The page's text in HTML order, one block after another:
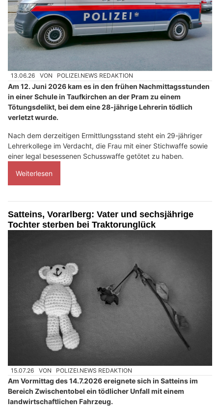
13.06.26 VON POLIZEI.NEWS REDAKTION
Am 12. Juni 2026 kam es in den frühen Nachmittagsstunden
in einer Schule in Taufkirchen an der Pram zu einem
Tötungsdelikt, bei dem eine 28-jährige Lehrerin tödlich
verletzt wurde.
Nach dem derzeitigen Ermittlungsstand steht ein 29-jähriger
Lehrerkollege im Verdacht, die Frau mit einer Stichwaffe sowie
einer legal besessenen Schusswaffe getötet zu haben.
Weiterlesen
Satteins, Vorarlberg: Vater und sechsjährige
Tochter sterben bei Traktorunglück
15.07.26 VON POLIZEI.NEWS REDAKTION
Am Vormittag des 14.7.2026 ereignete sich in Satteins im
Bereich Zwischentobel ein tödlicher Unfall mit einem
landwirtschaftlichen Fahrzeug.